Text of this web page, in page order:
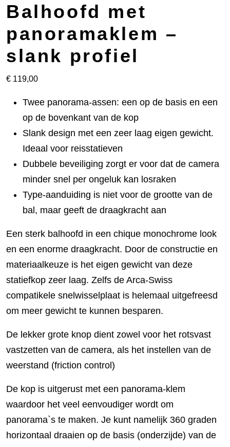
Balhoofd met
panoramaklem –
slank profiel
€ 119,00
Twee panorama-assen: een op de basis en een
op de bovenkant van de kop
Slank design met een zeer laag eigen gewicht.
Ideaal voor reisstatieven
Dubbele beveiliging zorgt er voor dat de camera
minder snel per ongeluk kan losraken
Type-aanduiding is niet voor de grootte van de
bal, maar geeft de draagkracht aan
Een sterk balhoofd in een chique monochrome look
en een enorme draagkracht. Door de constructie en
materiaalkeuze is het eigen gewicht van deze
statiefkop zeer laag. Zelfs de Arca-Swiss
compatikele snelwisselplaat is helemaal uitgefreesd
om meer gewicht te kunnen besparen.
De lekker grote knop dient zowel voor het rotsvast
vastzetten van de camera, als het instellen van de
weerstand (friction control)
De kop is uitgerust met een panorama-klem
waardoor het veel eenvoudiger wordt om
panorama`s te maken. Je kunt namelijk 360 graden
horizontaal draaien op de basis (onderzijde) van de